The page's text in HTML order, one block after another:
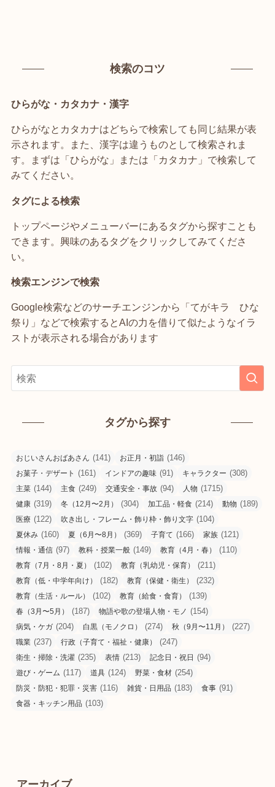
検索のコツ
ひらがな・カタカナ・漢字
ひらがなとカタカナはどちらで検索しても同じ結果が表
示されます。また、漢字は違うものとして検索されま
す。まずは「ひらがな」または「カタカナ」で検索して
みてください。
タグによる検索
トップページやメニューバーにあるタグから探すことも
できます。興味のあるタグをクリックしてみてくださ
い。
検索エンジンで検索
Google検索などのサーチエンジンから「てがキラ ひな
祭り」などで検索するとAIの力を借りて似たようなイラ
ストが表示される場合があります
タグから探す
おじいさんおばあさん (141) お正月・初詣 (146)
お菓子・デザート (161) インドアの趣味 (91) キャラクター (308)
主菜 (144) 主食 (249) 交通安全・事故 (94) 人物 (1715)
健康 (319) 冬（12月〜2月） (304) 加工品・軽食 (214) 動物 (189)
医療 (122) 吹き出し・フレーム・飾り枠・飾り文字 (104)
夏休み (160) 夏（6月〜8月） (369) 子育て (166) 家族 (121)
情報・通信 (97) 教科・授業一般 (149) 教育（4月・春） (110)
教育（7月・8月・夏） (102) 教育（乳幼児・保育） (211)
教育（低・中学年向け） (182) 教育（保健・衛生） (232)
教育（生活・ルール） (102) 教育（給食・食育） (139)
春（3月〜5月） (187) 物語や歌の登場人物・モノ (154)
病気・ケガ (204) 白黒（モノクロ） (274) 秋（9月〜11月） (227)
職業 (237) 行政（子育て・福祉・健康） (247)
衛生・掃除・洗濯 (235) 表情 (213) 記念日・祝日 (94)
遊び・ゲーム (117) 道具 (124) 野菜・食材 (254)
防災・防犯・犯罪・災害 (116) 雑貨・日用品 (183) 食事 (91)
食器・キッチン用品 (103)
アーカイブ